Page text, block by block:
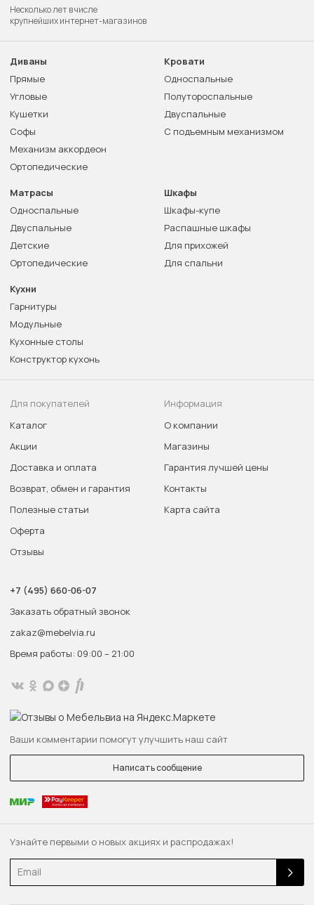
Узнайте первыми о новых акциях и распродажах!
Email
Несколько лет в числе
крупнейших интернет-магазинов
Диваны
Прямые
Угловые
Кушетки
Софы
Механизм аккордеон
Ортопедические
Кровати
Односпальные
Полутороспальные
Двуспальные
С подъемным механизмом
Матрасы
Односпальные
Двуспальные
Детские
Ортопедические
Шкафы
Шкафы-купе
Распашные шкафы
Для прихожей
Для спальни
Кухни
Гарнитуры
Модульные
Кухонные столы
Конструктор кухонь
Для покупателей
Каталог
Акции
Доставка и оплата
Возврат, обмен и гарантия
Полезные статьи
Оферта
Отзывы
Информация
О компании
Магазины
Гарантия лучшей цены
Контакты
Карта сайта
+7 (495) 660-06-07
Заказать обратный звонок
zakaz@mebelvia.ru
Время работы: 09:00 – 21:00
Ваши комментарии помогут улучшить наш сайт
Написать сообщение